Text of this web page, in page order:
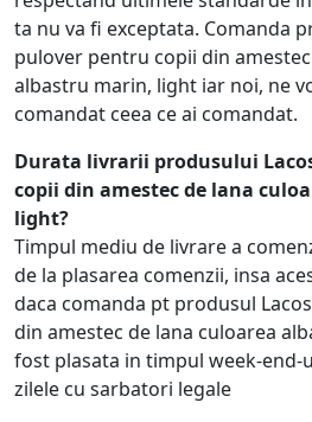
ta nu va fi exceptata. Comanda
pulover pentru copii din
albastru marin, light iar noi, ne
comandat ceea ce ai comandat.
Durata livrarii produsului
copii din amestec de lana
light?
Timpul mediu de livrare a
de la plasarea comenzii, insa
daca comanda pt produsul
din amestec de lana culoarea
fost plasata in timpul week-end-
zilele cu sarbatori legale